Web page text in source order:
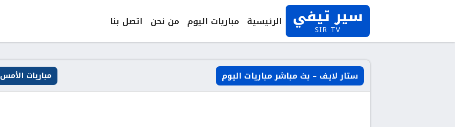
سير تيفي
SIR TV
الرئيسية مباريات اليوم من نحن اتصل بنا
ستار لايف – بث مباشر مباريات اليوم مباريات الأمس